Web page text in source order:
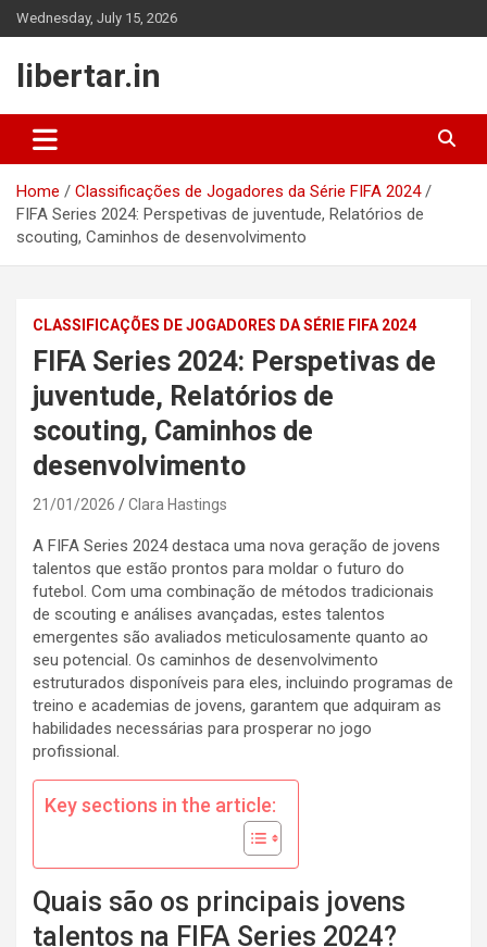
Skip
to
Wednesday, July 15, 2026
libertar.in
Home
Classificações de Jogadores da Série FIFA 2024
FIFA Series 2024: Perspetivas de juventude, Relatórios de
scouting, Caminhos de desenvolvimento
CLASSIFICAÇÕES DE JOGADORES DA SÉRIE FIFA 2024
FIFA Series 2024: Perspetivas de
juventude, Relatórios de
scouting, Caminhos de
desenvolvimento
21/01/2026 Clara Hastings
A FIFA Series 2024 destaca uma nova geração de jovens
talentos que estão prontos para moldar o futuro do
futebol. Com uma combinação de métodos tradicionais
de scouting e análises avançadas, estes talentos
emergentes são avaliados meticulosamente quanto ao
seu potencial. Os caminhos de desenvolvimento
estruturados disponíveis para eles, incluindo programas de
treino e academias de jovens, garantem que adquiram as
habilidades necessárias para prosperar no jogo
profissional.
Key sections in the article:
Quais são os principais jovens
talentos na FIFA Series 2024?